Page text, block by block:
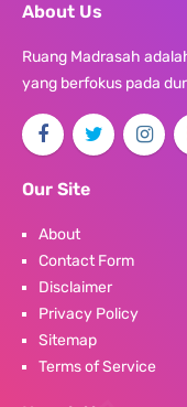
About Us
Ruang Madrasah
yang berfokus pada
Our Site
About
Contact Form
Disclaimer
Privacy Policy
Sitemap
Terms of Service